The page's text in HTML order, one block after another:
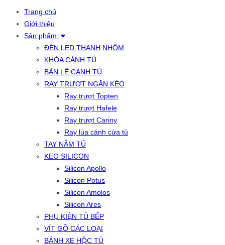
Trang chủ
Giới thiệu
Sản phẩm
ĐÈN LED THANH NHÔM
KHÓA CÁNH TỦ
BẢN LỀ CÁNH TỦ
RAY TRƯỢT NGĂN KÉO
Ray trượt Topten
Ray trượt Hafele
Ray trượt Cariny
Ray lùa cánh cửa tủ
TAY NẮM TỦ
KEO SILICON
Silicon Apollo
Silicon Potus
Silicon Amolos
Silicon Ares
PHỤ KIỆN TỦ BẾP
VÍT GỖ CÁC LOẠI
BÁNH XE HỘC TỦ